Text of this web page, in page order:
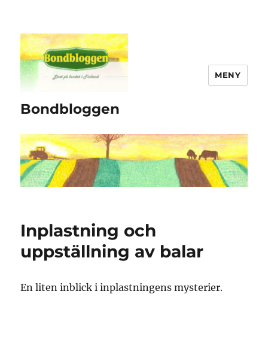
Bondbloggen
MENY
Inplastning och
uppställning av balar
En liten inblick i inplastningens mysterier.